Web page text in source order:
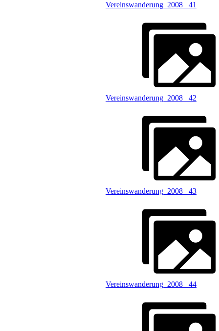
Vereinswanderung_2008 _41
Vereinswanderung_2008 _42
Vereinswanderung_2008 _43
Vereinswanderung_2008 _44